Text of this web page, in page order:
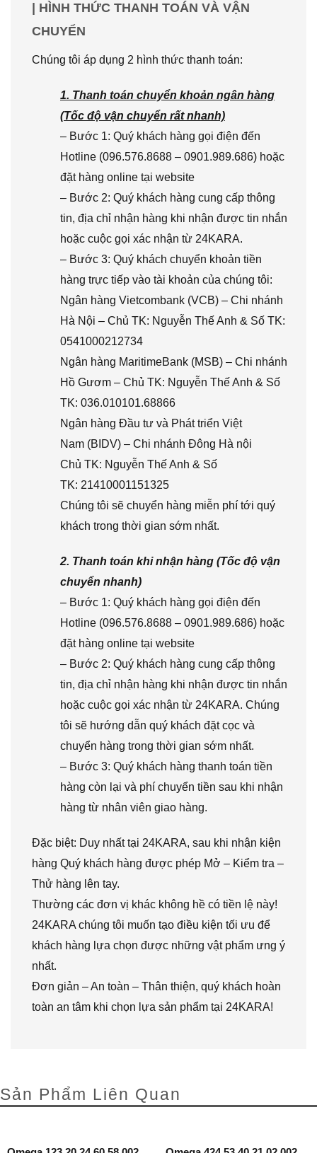
| HÌNH THỨC THANH TOÁN VÀ VẬN
CHUYỂN
Chúng tôi áp dụng 2 hình thức thanh toán:
1. Thanh toán chuyển khoản ngân hàng
(Tốc độ vận chuyển rất nhanh)
– Bước 1: Quý khách hàng gọi điện đến
Hotline (096.576.8688 – 0901.989.686) hoặc
đặt hàng online tại website
– Bước 2: Quý khách hàng cung cấp thông
tin, địa chỉ nhận hàng khi nhận được tin nhắn
hoặc cuộc gọi xác nhận từ 24KARA.
– Bước 3: Quý khách chuyển khoản tiền
hàng trực tiếp vào tài khoản của chúng tôi:
Ngân hàng Vietcombank (VCB) – Chi nhánh
Hà Nội – Chủ TK: Nguyễn Thế Anh & Số TK:
0541000212734
Ngân hàng MaritimeBank (MSB) – Chi nhánh
Hồ Gươm – Chủ TK: Nguyễn Thế Anh & Số
TK: 036.010101.68866
Ngân hàng Đầu tư và Phát triển Việt
Nam (BIDV) – Chi nhánh Đông Hà nội
Chủ TK: Nguyễn Thế Anh & Số
TK: 21410001151325
Chúng tôi sẽ chuyển hàng miễn phí tới quý
khách trong thời gian sớm nhất.
2. Thanh toán khi nhận hàng (Tốc độ vận
chuyển nhanh)
– Bước 1: Quý khách hàng gọi điện đến
Hotline (096.576.8688 – 0901.989.686) hoặc
đặt hàng online tại website
– Bước 2: Quý khách hàng cung cấp thông
tin, địa chỉ nhận hàng khi nhận được tin nhắn
hoặc cuộc gọi xác nhận từ 24KARA. Chúng
tôi sẽ hướng dẫn quý khách đặt cọc và
chuyển hàng trong thời gian sớm nhất.
– Bước 3: Quý khách hàng thanh toán tiền
hàng còn lại và phí chuyển tiền sau khi nhận
hàng từ nhân viên giao hàng.
Đặc biệt: Duy nhất tại 24KARA, sau khi nhận kiện
hàng Quý khách hàng được phép Mở – Kiểm tra –
Thử hàng lên tay.
Thường các đơn vị khác không hề có tiền lệ này!
24KARA chúng tôi muốn tạo điều kiện tối ưu để
khách hàng lựa chọn được những vật phẩm ưng ý
nhất.
Đơn giản – An toàn – Thân thiện, quý khách hoàn
toàn an tâm khi chọn lựa sản phẩm tại 24KARA!
Sản Phẩm Liên Quan